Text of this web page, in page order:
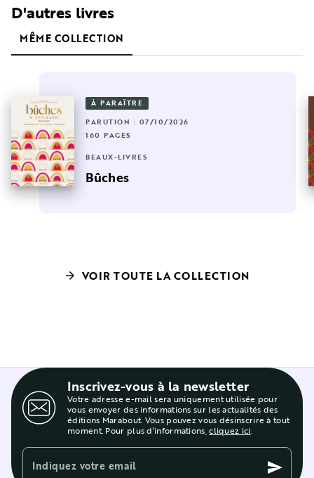
D'autres livres
MÊME COLLECTION
À PARAÎTRE
PARUTION : 07/10/2026
160 PAGES
BEAUX-LIVRES
Bûches
arrow_forward VOIR TOUTE LA COLLECTION
Inscrivez-vous à la newsletter
Votre adresse e-mail sera uniquement utilisée pour
vous envoyer des informations sur les actualités des
éditions Marabout. Vous pouvez vous désinscrire à tout
moment. Pour plus d’informations,cliquez ici.
Indiquez votre email send